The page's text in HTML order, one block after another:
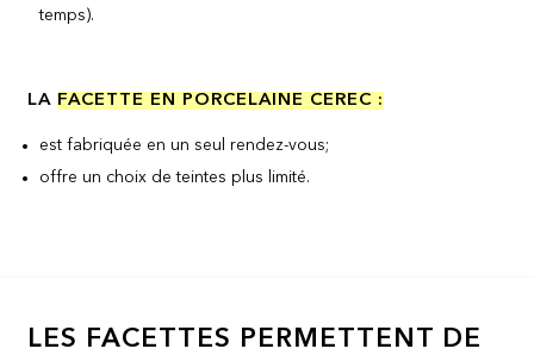
temps).
LA FACETTE EN PORCELAINE CEREC :
est fabriquée en un seul rendez-vous;
offre un choix de teintes plus limité.
LES FACETTES PERMETTENT DE